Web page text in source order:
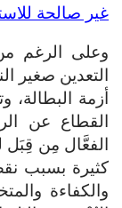
غير صالحة
وعلى الرغم
التعدين صغير
أزمة البطالة،
القطاع عن
الفعَّال مِن
كثيرة بسبب
والكفاءة